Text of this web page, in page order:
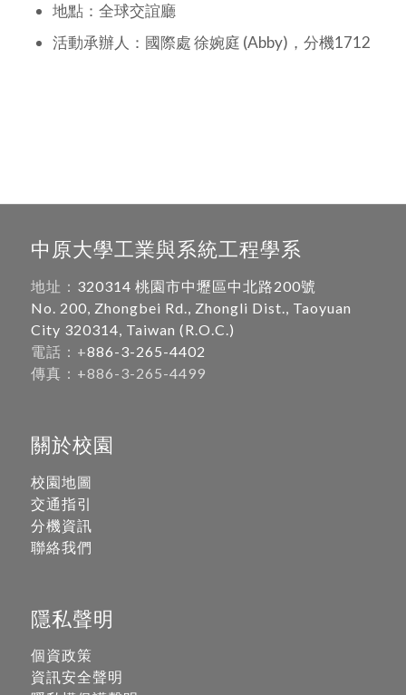
地點：全球交誼廳
活動承辦人：國際處 徐婉庭 (Abby)，分機1712
中原大學工業與系統工程學系
地址： 320314 桃園市中壢區中北路200號
No. 200, Zhongbei Rd., Zhongli Dist., Taoyuan
City 320314, Taiwan (R.O.C.)
電話：+886-3-265-4402
傳真：+886-3-265-4499
關於校園
校園地圖
交通指引
分機資訊
聯絡我們
隱私聲明
個資政策
資訊安全聲明